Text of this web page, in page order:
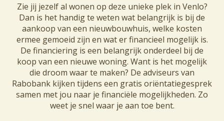
Zie jij jezelf al wonen op deze unieke plek in Venlo?
Dan is het handig te weten wat belangrijk is bij de
aankoop van een nieuwbouwhuis, welke kosten
ermee gemoeid zijn en wat er financieel mogelijk is.
De financiering is een belangrijk onderdeel bij de
koop van een nieuwe woning. Want is het mogelijk
die droom waar te maken? De adviseurs van
Rabobank kijken tijdens een gratis oriëntatiegesprek
samen met jou naar je financiële mogelijkheden. Zo
weet je snel waar je aan toe bent.